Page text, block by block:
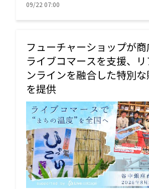
「futureshop omni-channel」を利用中の
09/22 07:00
フューチャーショップが
ライブコマースを支援、
ンラインを融合した特別
を提供